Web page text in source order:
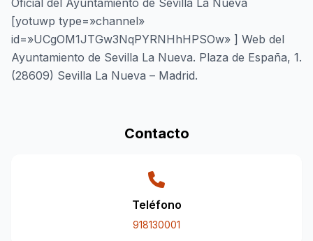
Oficial del Ayuntamiento de Sevilla La Nueva
[yotuwp type=»channel»
id=»UCgOM1JTGw3NqPYRNHhHPSOw» ] Web del
Ayuntamiento de Sevilla La Nueva. Plaza de España, 1.
(28609) Sevilla La Nueva – Madrid.
Contacto
Teléfono
918130001